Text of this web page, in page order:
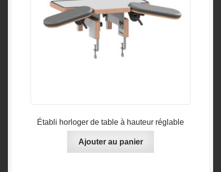
Établi horloger de table à hauteur réglable
Ajouter au panier